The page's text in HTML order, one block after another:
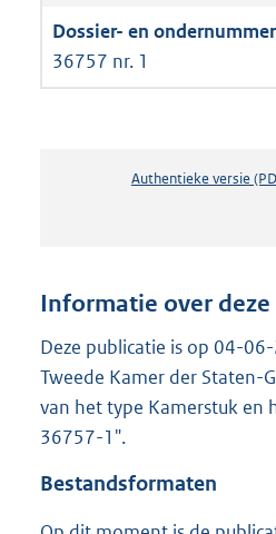
36757 nr. 1
Authentieke versie
Informatie over
Deze publicatie is op 04-
Tweede Kamer der Staten-
van het type Kamerstuk en
36757-1".
Bestandsformaten